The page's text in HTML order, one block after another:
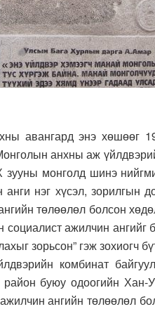
авангард энэ хөшөөг
анхны аж
монголд шинэ
анги нэг хүсэл, зорилгын
төлөөлөл болсон
социалист ажилчин
зорьсон” гэж зохиогч
комбинат
буюу одоогийн Хан-
ангийн төлөөлөл